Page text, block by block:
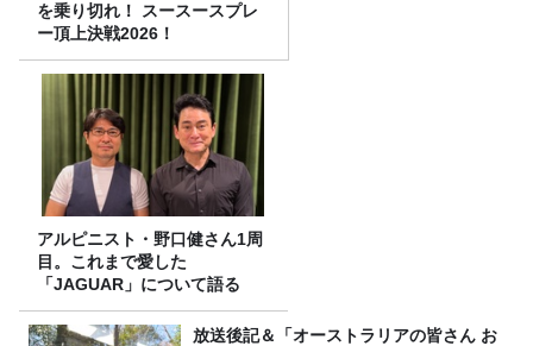
を乗り切れ！ スースースプレ
ー頂上決戦2026！
アルピニスト・野口健さん1周
目。これまで愛した
「JAGUAR」について語る
放送後記＆「オーストラリアの皆さん お